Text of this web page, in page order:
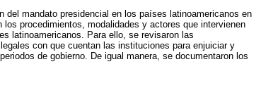
mandato presidencial en los países latinoamericanos en
procedimientos, modalidades y actores que intervienen
latinoamericanos. Para ello, se revisaron las
con que cuentan las instituciones para enjuiciar y
de gobierno. De igual manera, se documentaron los